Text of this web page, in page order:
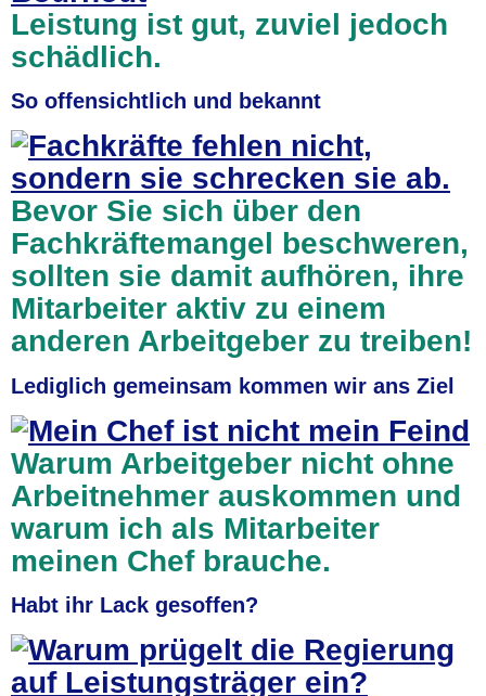
Leistung ist gut, zuviel jedoch
schädlich.
So offensichtlich und bekannt
Bevor Sie sich über den
Fachkräftemangel beschweren,
sollten sie damit aufhören, ihre
Mitarbeiter aktiv zu einem
anderen Arbeitgeber zu treiben!
Lediglich gemeinsam kommen wir ans Ziel
Warum Arbeitgeber nicht ohne
Arbeitnehmer auskommen und
warum ich als Mitarbeiter
meinen Chef brauche.
Habt ihr Lack gesoffen?